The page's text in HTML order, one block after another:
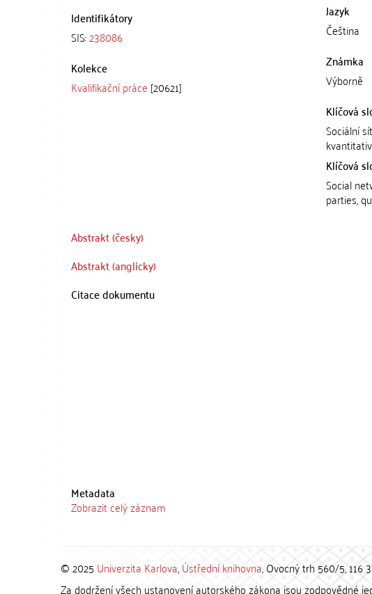
Identifikátory
SIS:238086
Kolekce
Kvalifikační práce [20621]
Jazyk
Čeština
Známka
Výborně
Klíčová
Sociální
Klíčová
Social
parties,
Abstrakt (česky)
Abstrakt (anglicky)
Citace dokumentu
Metadata
Zobrazit celý záznam
© 2025 Univerzita Karlova,Ústřední knihovna, Ovocný trh 560/5, 116
Za dodržení všech ustanovení autorského zákona jsou zodpovědné